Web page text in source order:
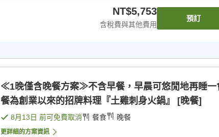
NT$5,753
含稅費與其他費用
預訂
≪1晚僅含晚餐方案≫不含早餐，早晨可悠閒地再睡一
餐為創業以來的招牌料理『土雞刺身火鍋』 [晚餐]
8月13日 前可免費取消 餐食 晚餐
更詳細的方案資訊